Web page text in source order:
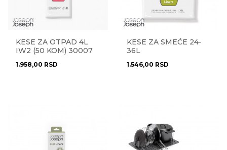
KESE ZA OTPAD 4L
IW2 (50 KOM) 30007
1.958,00 RSD
KESE ZA SMEĆE 24-
36L
1.546,00 RSD